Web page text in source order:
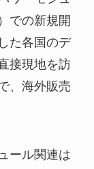
での新規開
た各国のデ
接現地を訪
、海外販売
ール関連は